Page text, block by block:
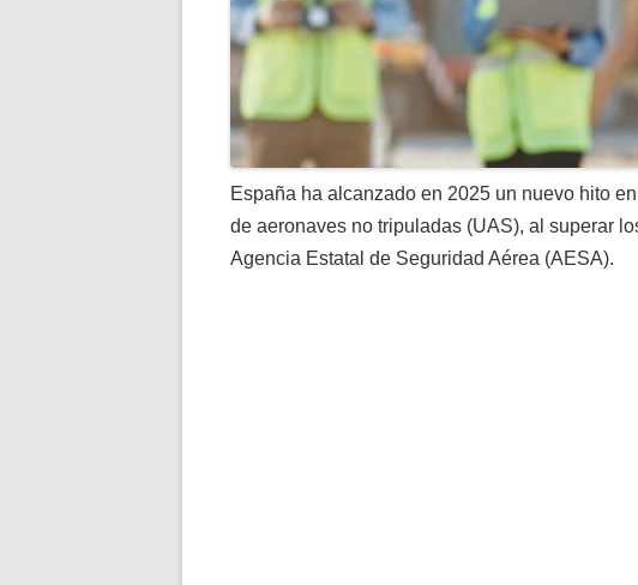
España ha alcanzado en 2025 un nuevo hito
de aeronaves no tripuladas (UAS), al superar
Agencia Estatal de Seguridad Aérea (AESA).